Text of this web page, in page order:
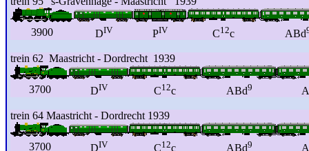
3900 DIV PIV C12c ABd
trein 62 Maastricht - Dordrecht 1939
3700 DIV C12c ABd9
trein 64 Maastricht - Dordrecht 1939
3700 DIV C12c ABd9